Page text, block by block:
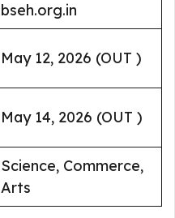
bseh.org.in
May 12, 2026 (OUT )
May 14, 2026 (OUT )
Science, Commerce,
Arts